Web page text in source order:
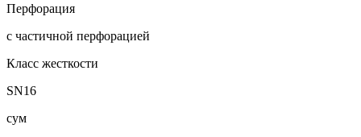
Перфорация
с частичной перфорацией
Класс жесткости
SN16
сум